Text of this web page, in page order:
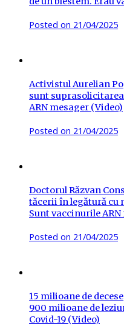
Posted on 21/04/2025
Activistul Aurelian
sunt
ARN mesager (Video)
Posted on 21/04/2025
Doctorul Răzvan
tăcerii în legătură
Sunt vaccinurile ARN
Posted on 21/04/2025
15 milioane de
900 milioane de
Covid-19 (Video)